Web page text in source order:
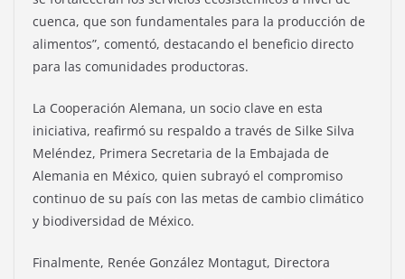
cuenca, que son fundamentales para la producción de
alimentos”, comentó, destacando el beneficio directo
para las comunidades productoras.
La Cooperación Alemana, un socio clave en esta
iniciativa, reafirmó su respaldo a través de Silke Silva
Meléndez, Primera Secretaria de la Embajada de
Alemania en México, quien subrayó el compromiso
continuo de su país con las metas de cambio climático
y biodiversidad de México.
Finalmente, Renée González Montagut, Directora